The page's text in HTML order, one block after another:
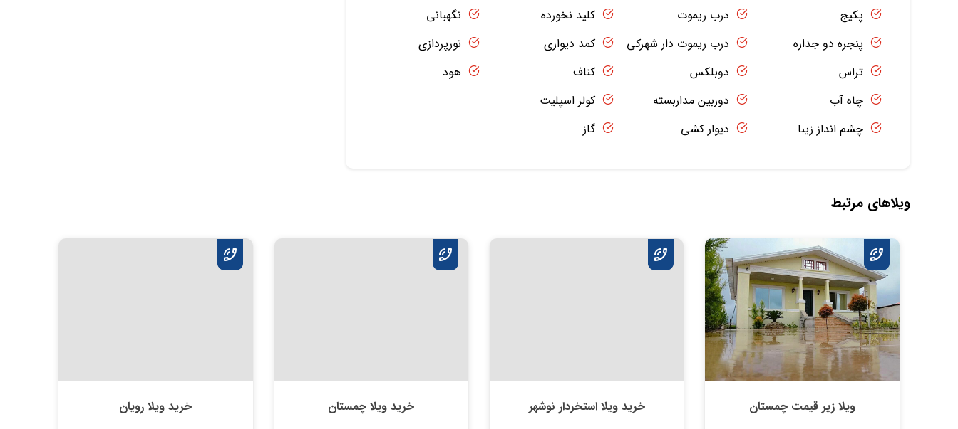
پکیج
پنجره دو جداره
تراس
چاه آب
چشم انداز زیبا
درب ریموت
درب ریموت دار شهرکی
دوبلکس
دوربین مداربسته
دیوار کشی
کلید نخورده
کمد دیواری
کناف
کولر اسپلیت
گاز
نگهبانی
نورپردازی
هود
ویلاهای مرتبط
ویلا زیر قیمت چمستان خرید ویلا استخردار نوشهر خرید ویلا چمستان خرید ویلا رویان